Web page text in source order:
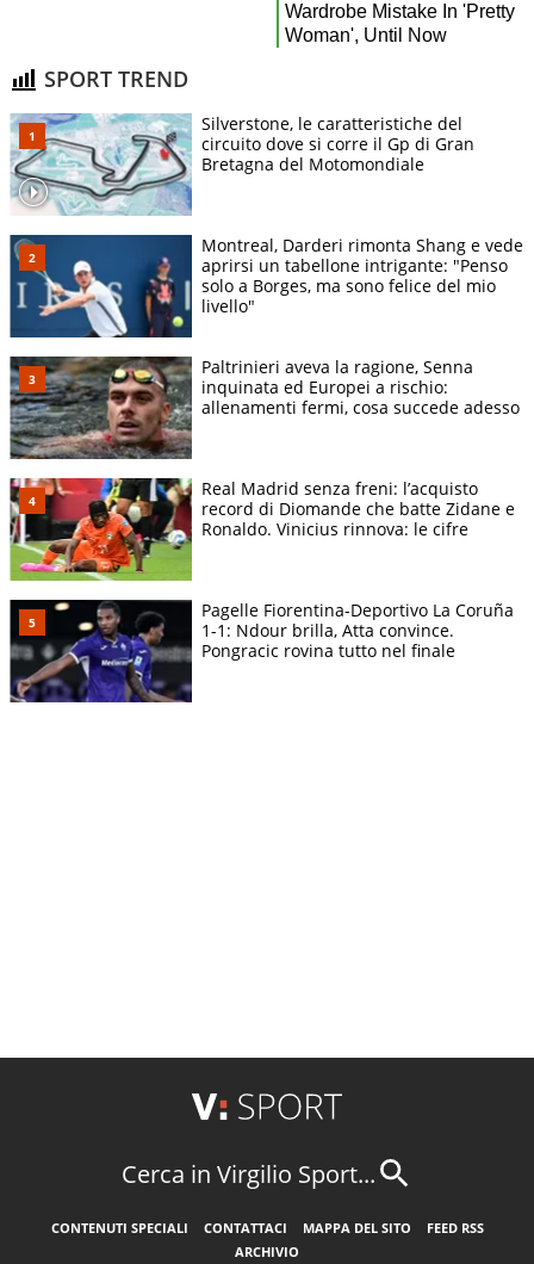
SPORT TREND
Silverstone, le caratteristiche del
circuito dove si corre il Gp di Gran
Bretagna del Motomondiale
Montreal, Darderi rimonta Shang e vede
aprirsi un tabellone intrigante: "Penso
solo a Borges, ma sono felice del mio
livello"
Paltrinieri aveva la ragione, Senna
inquinata ed Europei a rischio:
allenamenti fermi, cosa succede adesso
Real Madrid senza freni: l’acquisto
record di Diomande che batte Zidane e
Ronaldo. Vinicius rinnova: le cifre
Pagelle Fiorentina-Deportivo La Coruña
1-1: Ndour brilla, Atta convince.
Pongracic rovina tutto nel finale
Cerca in Virgilio Sport...
CONTENUTI SPECIALI CONTATTACI MAPPA DEL SITO
FEED RSS
ARCHIVIO